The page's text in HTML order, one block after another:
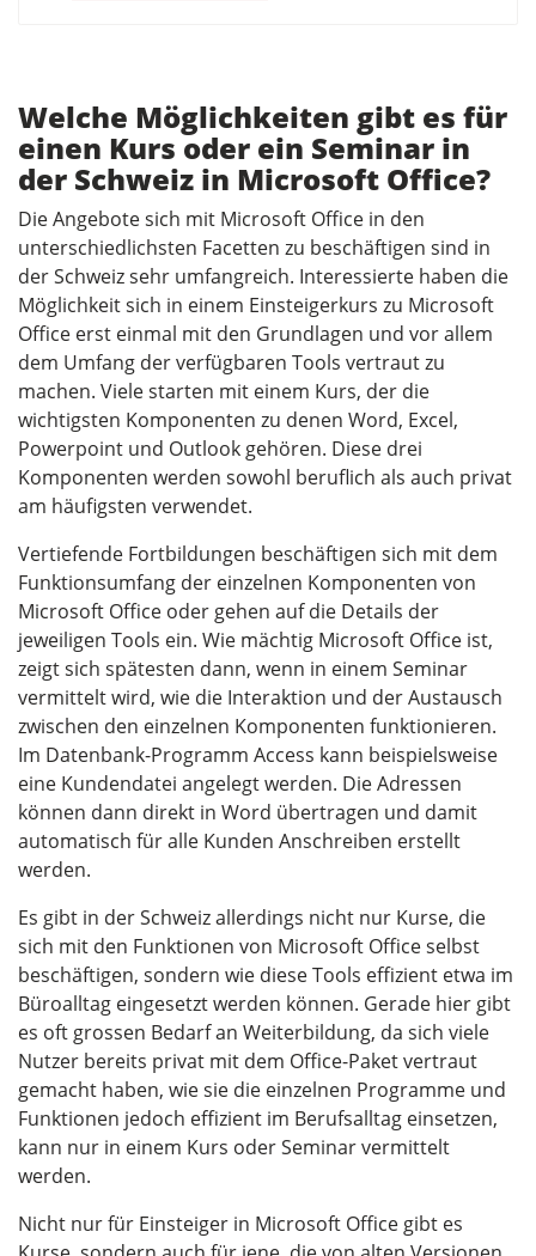
Welche Möglichkeiten gibt es für
einen Kurs oder ein Seminar in
der Schweiz in Microsoft Office?
Die Angebote sich mit Microsoft Office in den
unterschiedlichsten Facetten zu beschäftigen sind in
der Schweiz sehr umfangreich. Interessierte haben die
Möglichkeit sich in einem Einsteigerkurs zu Microsoft
Office erst einmal mit den Grundlagen und vor allem
dem Umfang der verfügbaren Tools vertraut zu
machen. Viele starten mit einem Kurs, der die
wichtigsten Komponenten zu denen Word, Excel,
Powerpoint und Outlook gehören. Diese drei
Komponenten werden sowohl beruflich als auch privat
am häufigsten verwendet.
Vertiefende Fortbildungen beschäftigen sich mit dem
Funktionsumfang der einzelnen Komponenten von
Microsoft Office oder gehen auf die Details der
jeweiligen Tools ein. Wie mächtig Microsoft Office ist,
zeigt sich spätesten dann, wenn in einem Seminar
vermittelt wird, wie die Interaktion und der Austausch
zwischen den einzelnen Komponenten funktionieren.
Im Datenbank-Programm Access kann beispielsweise
eine Kundendatei angelegt werden. Die Adressen
können dann direkt in Word übertragen und damit
automatisch für alle Kunden Anschreiben erstellt
werden.
Es gibt in der Schweiz allerdings nicht nur Kurse, die
sich mit den Funktionen von Microsoft Office selbst
beschäftigen, sondern wie diese Tools effizient etwa im
Büroalltag eingesetzt werden können. Gerade hier gibt
es oft grossen Bedarf an Weiterbildung, da sich viele
Nutzer bereits privat mit dem Office-Paket vertraut
gemacht haben, wie sie die einzelnen Programme und
Funktionen jedoch effizient im Berufsalltag einsetzen,
kann nur in einem Kurs oder Seminar vermittelt
werden.
Nicht nur für Einsteiger in Microsoft Office gibt es